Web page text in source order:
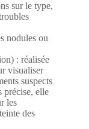
sur le type,
nodules ou
: réalisée
visualiser
suspects
précise, elle
les
des